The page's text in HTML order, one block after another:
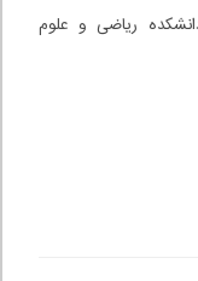
ریاضی و علوم